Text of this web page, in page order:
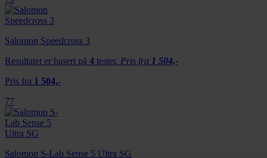
Salomon Speedcross 3
Resultatet er basert på 4 tester. Pris fra 1 504,-
Pris fra 1 504,-
77
Salomon S-Lab Sense 5 Ultra SG